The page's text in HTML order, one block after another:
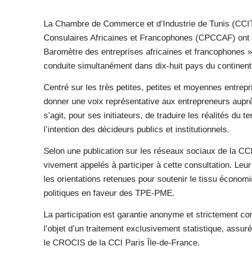
La Chambre de Commerce et d’Industrie de Tunis
Consulaires Africaines et Francophones (CPCCAF)
Baromètre des entreprises africaines et francophones
conduite simultanément dans dix-huit pays du
Centré sur les très petites, petites et moyennes
donner une voix représentative aux entrepreneurs
s’agit, pour ses initiateurs, de traduire les réalités du
l’intention des décideurs publics et institutionnels.
Selon une publication sur les réseaux sociaux de la
vivement appelés à participer à cette consultation.
les orientations retenues pour soutenir le tissu
politiques en faveur des TPE-PME.
La participation est garantie anonyme et strictement
l’objet d’un traitement exclusivement statistique,
le CROCIS de la CCI Paris Île-de-France.